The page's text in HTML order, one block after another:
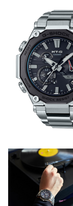
能动力等先进功能。